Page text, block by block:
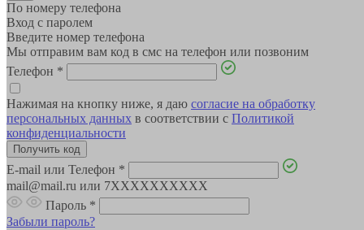
По номеру телефона
Вход с паролем
Введите номер телефона
Мы отправим вам код в смс на телефон или позвоним
Телефон *
Нажимая на кнопку ниже, я даю согласие на обработку
персональных данных в соответствии с Политикой
конфиденциальности
E-mail или Телефон *
mail@mail.ru или 7XXXXXXXXXX
Пароль *
Забыли пароль?